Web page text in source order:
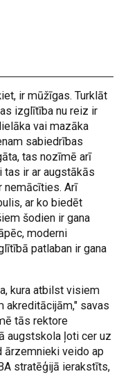
ir mūžīgas. Turklāt
izglītība nu reiz ir
vai mazāka
sabiedrības
tas nozīmē arī
tas ir ar augstākās
nemācīties. Arī
ar ko biedēt
šodien ir gana
moderni
patlaban ir gana
kura atbilst visiem
akreditācijām," savas
tās rektore
augstskola ļoti cer uz
ārzemnieki veido ap
stratēģijā ierakstīts,